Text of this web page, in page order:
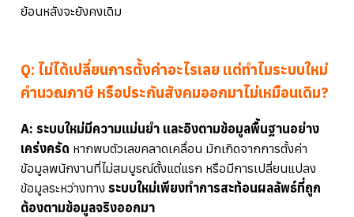
ย้อนหลังจะยังคงเดิม
Q: ไม่ได้เปลี่ยนการตั้งค่าอะไรเลย แต่ทำไมระบบใหม่
คำนวณภาษี หรือประกันสังคมออกมาไม่เหมือนเดิม?
A: ระบบใหม่มีความแม่นยำ และอิงตามข้อมูลพื้นฐานอย่าง
เคร่งครัด หากพบตัวเลขคลาดเคลื่อน มักเกิดจากการตั้งค่า
ข้อมูลพนักงานที่ไม่สมบูรณ์ตั้งแต่แรก หรือมีการเปลี่ยนแปลง
ข้อมูลระหว่างทาง ระบบใหม่เพียงทำการสะท้อนผลลัพธ์ที่ถูก
ต้องตามข้อมูลจริงออกมา